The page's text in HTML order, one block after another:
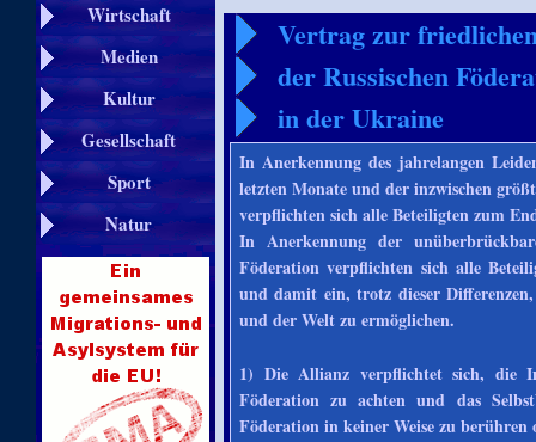
Wirtschaft
Medien
Kultur
Gesellschaft
Sport
Natur
Vertrag zur
der Russischen
in der Ukraine
In Anerkennung des jahrelangen
letzten Monate und der inzwischen
verpflichten sich alle Beteiligten zum
In Anerkennung der
Föderation verpflichten sich alle
und damit ein, trotz dieser
und der Welt zu ermöglichen.
1) Die Allianz verpflichtet sich, die
Föderation zu achten und das
Föderation in keiner Weise zu